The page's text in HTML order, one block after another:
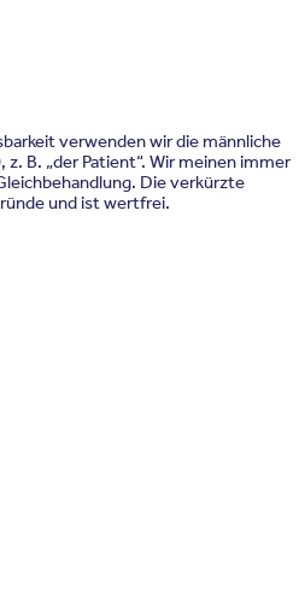
verwenden wir die männliche
B. „der Patient“. Wir meinen immer
Die verkürzte
und ist wertfrei.